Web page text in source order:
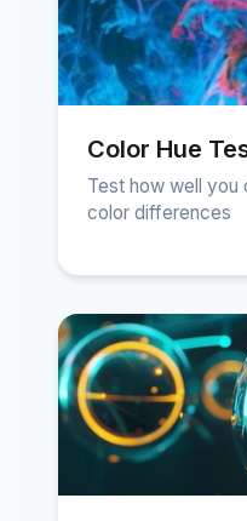
Color Hue
Test how well you
color differences